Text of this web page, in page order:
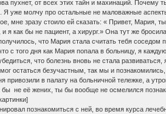
пухнет, от всех этих тайн и махинаций. Почему
Я уже молчу про остальные не маловажные
мне зразу стоило ей сказать: « Привет, Мария,
я как бы не пациент, а хирург.» Она тут же
что Мария стала считать тебя
с того дня как Мария попала в больницу, я
что болезнь вновь не стала
остаться безучастным, так мы и
привозили в палату на больничной тележке, а
бы не её жених, ты бы вообще не осмелился
познакомиться с ней, во время курса